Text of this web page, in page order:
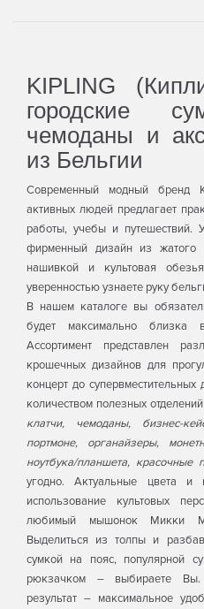
KIPLING
городские
чемоданы и
из Бельгии
Современный модный бренд
активных людей предлагает
работы, учебы и путешествий.
фирменный дизайн из жатого
нашивкой и культовая
уверенностью узнаете руку
В нашем каталоге вы
будет максимально
Ассортимент представлен
крошечных дизайнов для
концерт до
количеством полезных
клатчи, чемоданы, бизнес-
портмоне, органайзеры,
ноутбука/планшета, красочные
угодно. Актуальные цвета и
использование культовых
любимый мышонок Микки
Выделиться из толпы и
сумкой на пояс, популярной
рюкзачком – выбираете
результат – максимальное